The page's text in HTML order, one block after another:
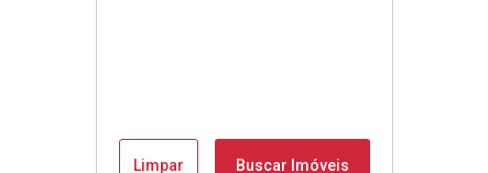
Limpar Buscar Imóveis